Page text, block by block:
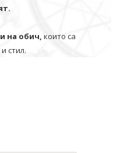
на обич, които са
стил.